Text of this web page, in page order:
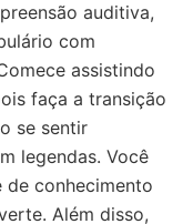
auditiva,
com
assistindo
faça a transição
se sentir
legendas. Você
conhecimento
Além disso,